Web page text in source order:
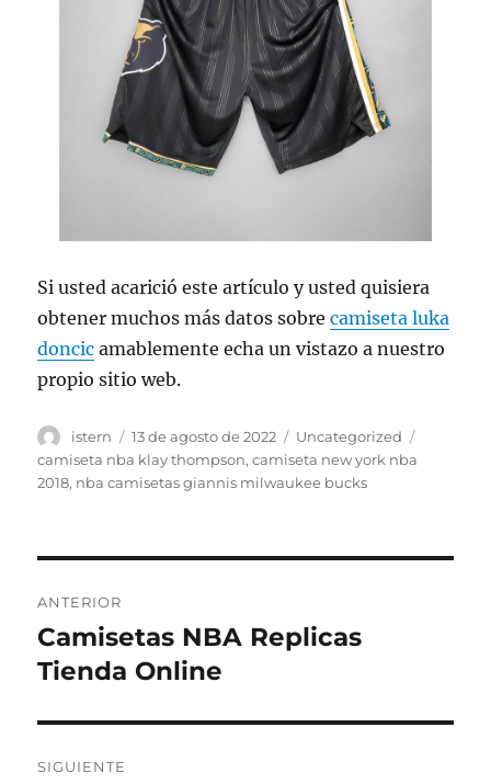
Si usted acarició este artículo y usted quisiera
obtener muchos más datos sobrecamiseta luka
doncic amablemente echa un vistazo a nuestro
propio sitio web.
Autor
istern
Publicado
el
13 de agosto de 2022 Categorías
Uncategorized
camiseta nba klay thompson,camiseta new york nba
2018, nba camisetas giannis milwaukee bucks
de
entradas
ANTERIOR
Entrada
anterior:
Camisetas NBA Replicas
Tienda Online
SIGUIENTE